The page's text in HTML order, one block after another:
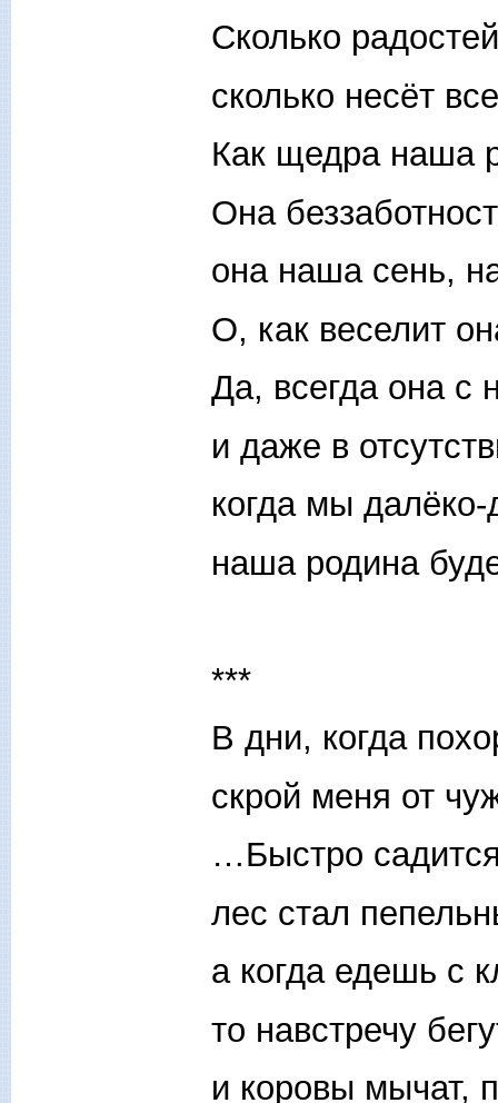
Сколько
сколько несёт
Как щедра наша
Она
она наша сень,
О, как веселит
Да, всегда она с
и даже в
когда мы
наша родина
***
В дни, когда
скрой меня от
…Быстро
лес стал
а когда едешь с
то навстречу
и коровы мычат,